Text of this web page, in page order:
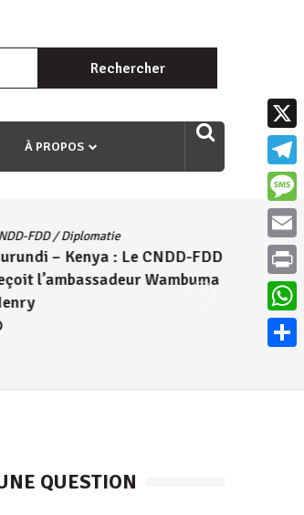
iki kibazo : Uriko ukora iki kugira ngo
Rechercher :
À PROPOS
FDD/Diplomatie
– Kenya : Le CNDD-FDD
l’ambassadeur Wambuma
QUESTION
X
Email
Print